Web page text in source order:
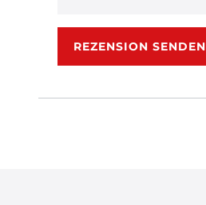
Rezensionstext
REZENSION SENDEN